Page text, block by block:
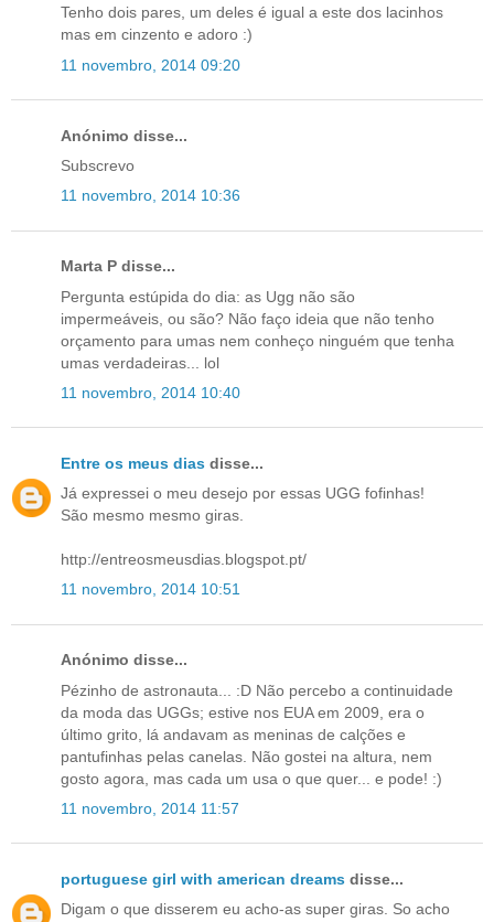
Tenho dois pares, um deles é igual a este dos lacinhos
mas em cinzento e adoro :)
11 novembro, 2014 09:20
Anónimo disse...
Subscrevo
11 novembro, 2014 10:36
Marta P disse...
Pergunta estúpida do dia: as Ugg não são
impermeáveis, ou são? Não faço ideia que não tenho
orçamento para umas nem conheço ninguém que tenha
umas verdadeiras... lol
11 novembro, 2014 10:40
Entre os meus dias disse...
Já expressei o meu desejo por essas UGG fofinhas!
São mesmo mesmo giras.
http://entreosmeusdias.blogspot.pt/
11 novembro, 2014 10:51
Anónimo disse...
Pézinho de astronauta... :D Não percebo a continuidade
da moda das UGGs; estive nos EUA em 2009, era o
último grito, lá andavam as meninas de calções e
pantufinhas pelas canelas. Não gostei na altura, nem
gosto agora, mas cada um usa o que quer... e pode! :)
11 novembro, 2014 11:57
portuguese girl with american dreams disse...
Digam o que disserem eu acho-as super giras. So acho